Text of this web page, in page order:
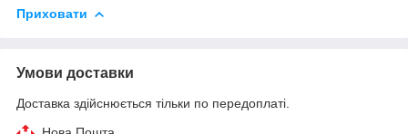
Приховати
Умови доставки
Доставка здійснюється тільки по передоплаті.